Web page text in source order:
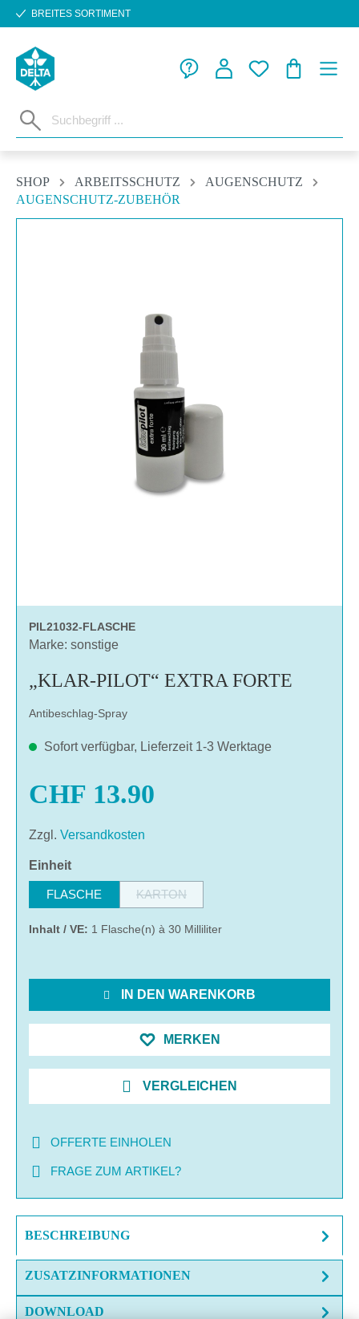
Zum Hauptinhalt springen
BREITES SORTIMENT
SHOP ARBEITSSCHUTZ
AUGENSCHUTZ
AUGENSCHUTZ-ZUBEHÖR
PIL21032-FLASCHE
Marke: sonstige
„KLAR-PILOT“ EXTRA FORTE
Antibeschlag-Spray
Sofort verfügbar, Lieferzeit 1-3 Werktage
CHF 13.90
Zzgl. Versandkosten
Einheitauswählen
FLASCHE KARTON
Inhalt / VE: 1 Flasche(n) à 30 Milliliter
IN DEN WARENKORB
MERKEN
VERGLEICHEN
OFFERTE EINHOLEN
FRAGE ZUM ARTIKEL?
BESCHREIBUNG
ZUSATZINFORMATIONEN
DOWNLOAD